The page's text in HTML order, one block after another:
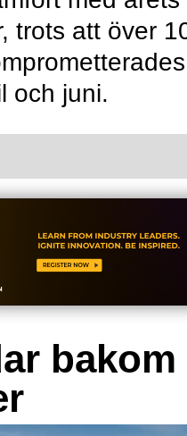
trots att över
och juni.
bakom